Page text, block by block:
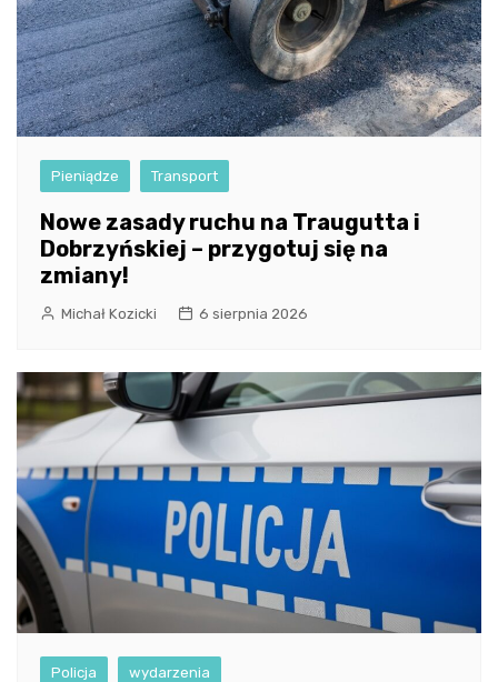
Pieniądze Transport
Nowe zasady ruchu na Traugutta i
Dobrzyńskiej – przygotuj się na
zmiany!
Michał Kozicki 6 sierpnia 2026
Policja wydarzenia